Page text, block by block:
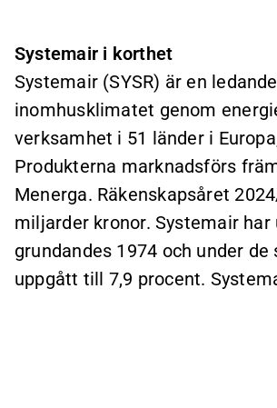
Systemair i korthet
Systemair (SYSR) är en
inomhusklimatet genom
verksamhet i 51 länder i
Produkterna marknadsförs
Menerga. Räkenskapsåret
miljarder kronor. Systemair
grundandes 1974 och under
uppgått till 7,9 procent.